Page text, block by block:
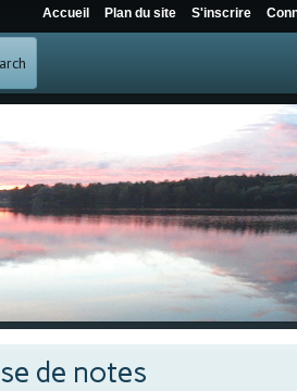
de notes
Accueil Plan du site S'inscrire